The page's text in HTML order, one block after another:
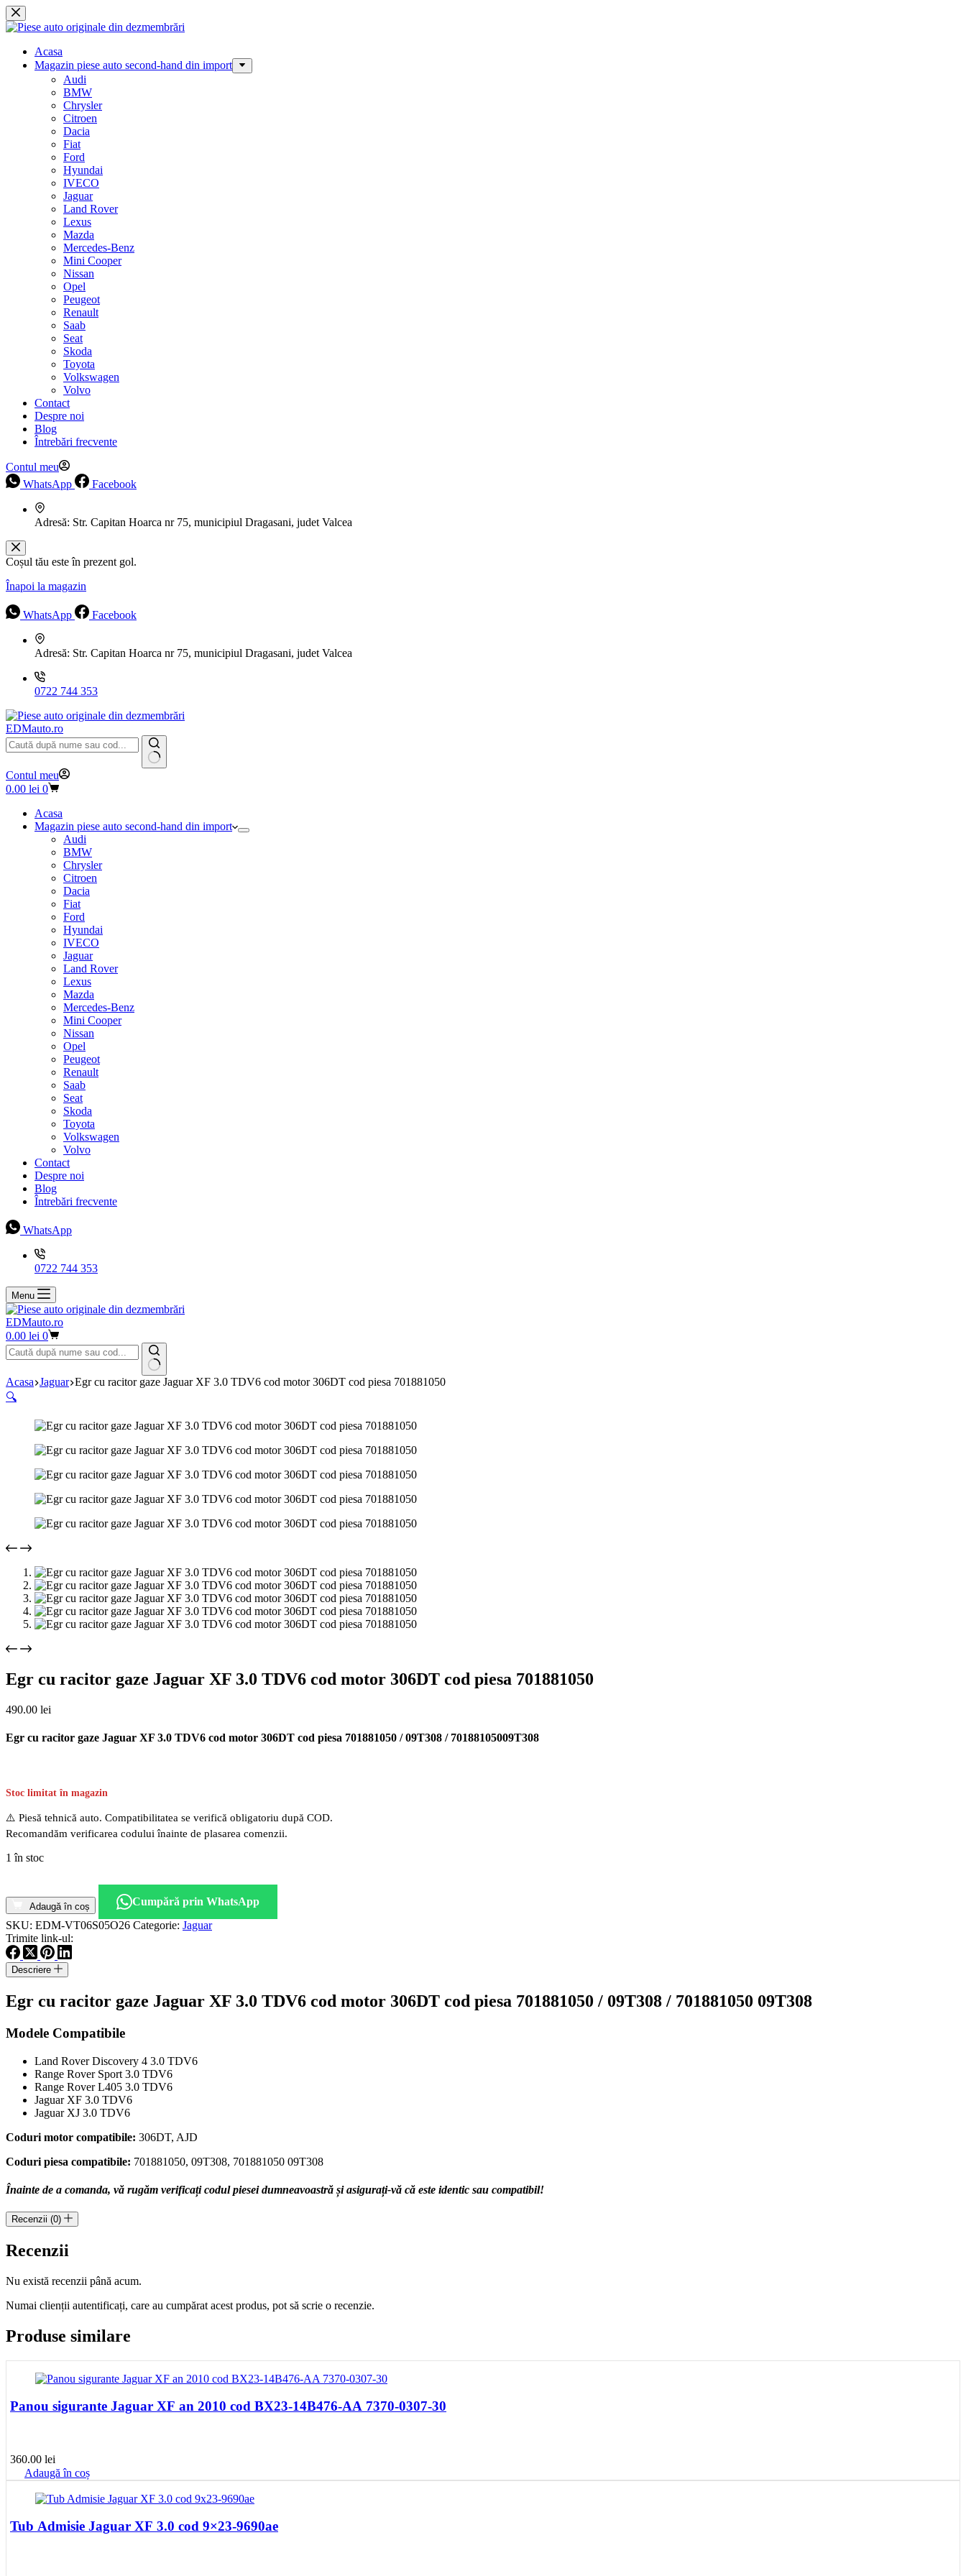
Sari
la
Acasa
Magazin piese auto second-hand din import
Audi
BMW
Chrysler
Citroen
Dacia
Fiat
Ford
Hyundai
IVECO
Jaguar
Land Rover
Lexus
Mazda
Mercedes-Benz
Mini Cooper
Nissan
Opel
Peugeot
Renault
Saab
Seat
Skoda
Toyota
Volkswagen
Volvo
Contact
Despre noi
Blog
Întrebări frecvente
Contul meu
WhatsApp
Facebook
Adresă: Str. Capitan Hoarca nr 75, municipiul Dragasani, judet Valcea
Coșul tău este în prezent gol.
Înapoi la magazin
WhatsApp Facebook
Adresă: Str. Capitan Hoarca nr 75, municipiul Dragasani, judet Valcea
0722 744 353
EDMauto.ro
Niciun
rezultat
Contul meu
Coș
cumpărături
0.00 lei 0
Acasa
Magazin piese auto second-hand din import
Audi
BMW
Chrysler
Citroen
Dacia
Fiat
Ford
Hyundai
IVECO
Jaguar
Land Rover
Lexus
Mazda
Mercedes-Benz
Mini Cooper
Nissan
Opel
Peugeot
Renault
Saab
Seat
Skoda
Toyota
Volkswagen
Volvo
Contact
Despre noi
Blog
Întrebări frecvente
WhatsApp
0722 744 353
Menu
EDMauto.ro
Coș
de
cumpărături
0.00 lei 0
Niciun
rezultat
Acasa Jaguar Egr cu racitor gaze Jaguar XF 3.0 TDV6 cod motor 306DT cod piesa 701881050
🔍
Egr cu racitor gaze Jaguar XF 3.0 TDV6 cod motor 306DT cod piesa 701881050
490.00 lei
Egr cu racitor gaze Jaguar XF 3.0 TDV6 cod motor 306DT cod piesa 701881050 / 09T308 / 70188105009T308
Stoc limitat în magazin
⚠️ Piesă tehnică auto. Compatibilitatea se verifică obligatoriu după COD.
Recomandăm verificarea codului înainte de plasarea comenzii.
1 în stoc
Egr
racitor
gaze
Jaguar
XF
3.0
cod
motor
cod
701881050
Adaugă în coș
Cumpără prin WhatsApp
SKU: EDM-VT06S05O26 Categorie: Jaguar
Trimite link-ul:
Descriere
Egr cu racitor gaze Jaguar XF 3.0 TDV6 cod motor 306DT cod piesa 701881050 / 09T308 / 701881050 09T308
Modele Compatibile
Land Rover Discovery 4 3.0 TDV6
Range Rover Sport 3.0 TDV6
Range Rover L405 3.0 TDV6
Jaguar XF 3.0 TDV6
Jaguar XJ 3.0 TDV6
Coduri motor compatibile: 306DT, AJD
Coduri piesa compatibile: 701881050, 09T308, 701881050 09T308
Înainte de a comanda, vă rugăm verificați codul piesei dumneavoastră și asigurați-vă că este identic sau compatibil!
Recenzii (0)
Recenzii
Nu există recenzii până acum.
Numai clienții autentificați, care au cumpărat acest produs, pot să scrie o recenzie.
Produse similare
Panou sigurante Jaguar XF an 2010 cod BX23-14B476-AA 7370-0307-30
360.00 lei
Adaugă în coș
Tub Admisie Jaguar XF 3.0 cod 9×23-9690ae